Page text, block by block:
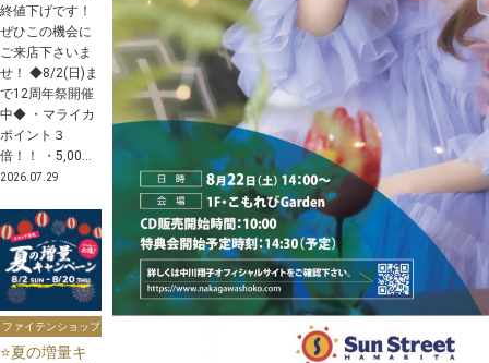
終値下げです！
ぜひこの機会に
ご来店下さいま
せ！ ◆8/2(日)ま
で12周年祭開催
中◆ ・マライカ
ポイント３
倍！！ ・5,00...
2026.07.29
ファイテンショップ
⭐️夏の増量キ